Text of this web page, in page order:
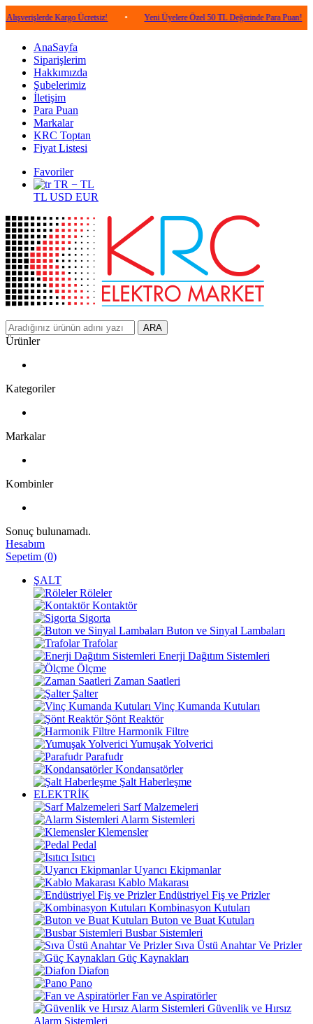
Kargo Ücretsiz! • Yeni Üyelere Özel 50 TL Değerinde Para Puan! •
AnaSayfa
Siparişlerim
Hakkımızda
Şubelerimiz
İletişim
Para Puan
Markalar
KRC Toptan
Fiyat Listesi
Favoriler
TR − TL
TL USD EUR
ARA
Ürünler
Kategoriler
Markalar
Kombinler
Sonuç bulunamadı.
Hesabım
Sepetim (0)
ŞALT
Röleler
Kontaktör
Sigorta
Buton ve Sinyal Lambaları
Trafolar
Enerji Dağıtım Sistemleri
Ölçme
Zaman Saatleri
Şalter
Vinç Kumanda Kutuları
Şönt Reaktör
Harmonik Filtre
Yumuşak Yolverici
Parafudr
Kondansatörler
Şalt Haberleşme
ELEKTRİK
Sarf Malzemeleri
Alarm Sistemleri
Klemensler
Pedal
Isıtıcı
Uyarıcı Ekipmanlar
Kablo Makarası
Endüstriyel Fiş ve Prizler
Kombinasyon Kutuları
Buton ve Buat Kutuları
Busbar Sistemleri
Sıva Üstü Anahtar Ve Prizler
Güç Kaynakları
Diafon
Pano
Fan ve Aspiratörler
Güvenlik ve Hırsız
Alarm Sistemleri